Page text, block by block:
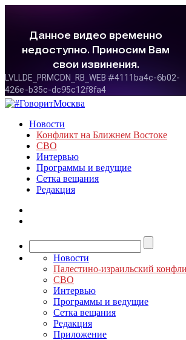
Новости
Конфликт на Ближнем Востоке
СВО
Интервью
Программы и ведущие
Сетка вещания
Редакция
Новости
Палестино-израильский
СВО
Интервью
Программы и ведущие
Сетка вещания
Редакция
Приложение